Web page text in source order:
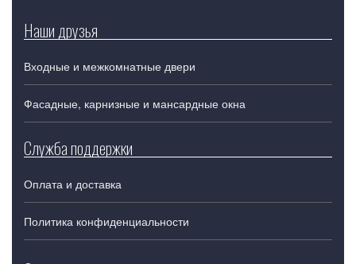
Наши друзья
Входные и межкомнатные двери
Фасадные, карнизные и мансардные окна
Служба поддержки
Оплата и доставка
Политика конфиденциальности